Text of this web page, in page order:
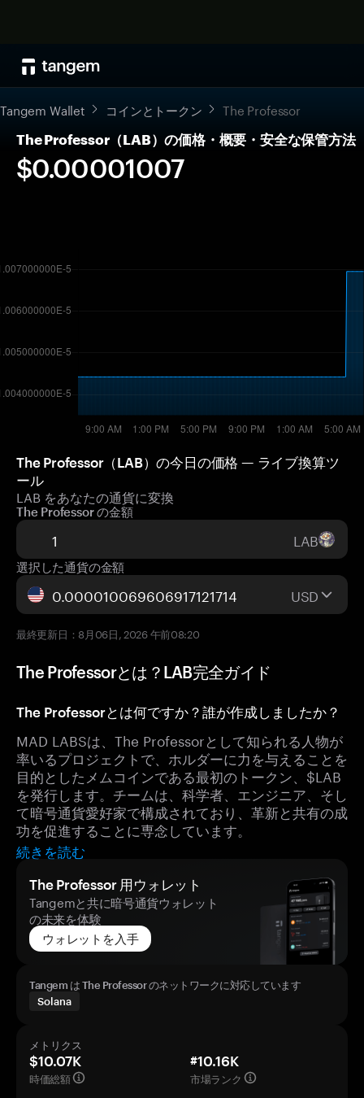
Tangem Wallet コインとトークン The Professor
The Professor（LAB）の価格・概要・安全な保管方法
$0.00001007
The Professor（LAB）の今日の価格 — ライブ換算ツ
ール
LAB をあなたの通貨に変換
The Professor の金額
LAB
選択した通貨の金額
USD
最終更新日：8月06日, 2026 午前08:20
The Professorとは？LAB完全ガイド
The Professorとは何ですか？誰が作成しましたか？
MAD LABSは、The Professorとして知られる人物が
率いるプロジェクトで、ホルダーに力を与えることを
目的としたメムコインである最初のトークン、$LAB
を発行します。チームは、科学者、エンジニア、そし
て暗号通貨愛好家で構成されており、革新と共有の成
功を促進することに専念しています。
続きを読む
The Professor 用ウォレット
Tangemと共に暗号通貨ウォレット
の未来を体験
ウォレットを入手
Tangem は The Professor のネットワークに対応しています
Solana
メトリクス
$10.07K
時価総額
#10.16K
市場ランク